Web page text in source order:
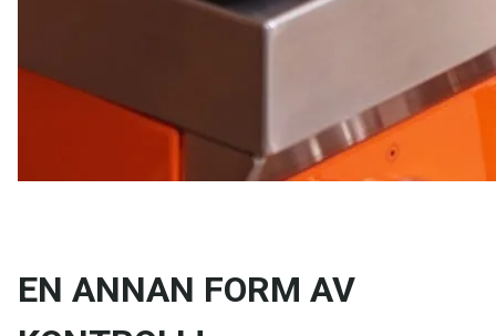
EN ANNAN FORM AV